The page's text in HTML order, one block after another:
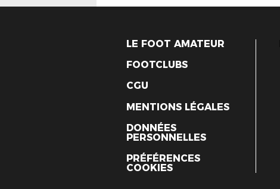
LE FOOT AMATEUR
FOOTCLUBS
CGU
MENTIONS LÉGALES
DONNÉES
PERSONNELLES
PRÉFÉRENCES
COOKIES